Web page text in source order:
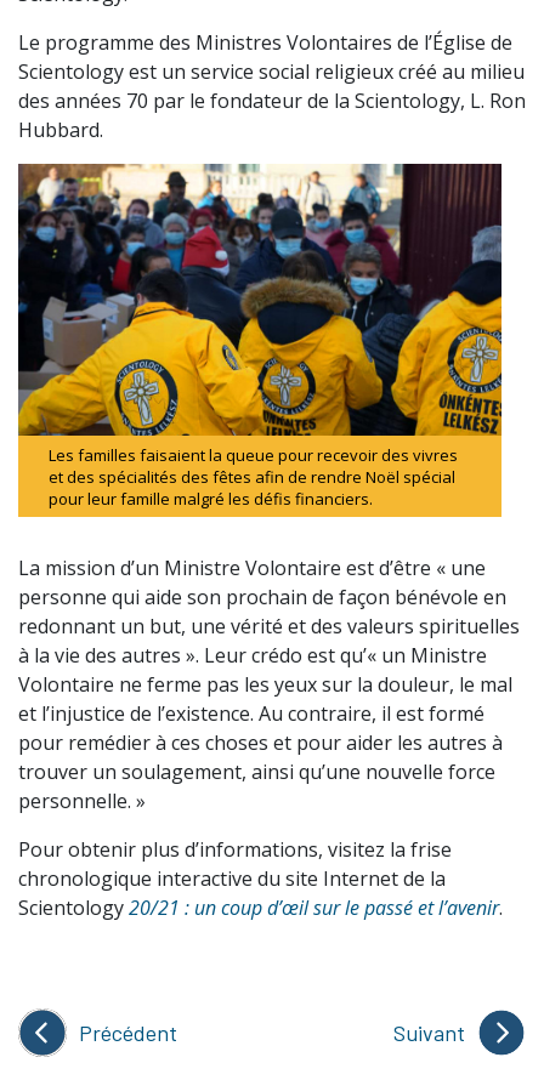
Le programme des Ministres Volontaires de l’Église de
Scientology est un service social religieux créé au milieu
des années 70 par le fondateur de la Scientology, L. Ron
Hubbard.
Les familles faisaient la queue pour recevoir des vivres
et des spécialités des fêtes afin de rendre Noël spécial
pour leur famille malgré les défis financiers.
La mission d’un Ministre Volontaire est d’être « une
personne qui aide son prochain de façon bénévole en
redonnant un but, une vérité et des valeurs spirituelles
à la vie des autres ». Leur crédo est qu’« un Ministre
Volontaire ne ferme pas les yeux sur la douleur, le mal
et l’injustice de l’existence. Au contraire, il est formé
pour remédier à ces choses et pour aider les autres à
trouver un soulagement, ainsi qu’une nouvelle force
personnelle. »
Pour obtenir plus d’informations, visitez la frise
chronologique interactive du site Internet de la
Scientology20/21 : un coup d’œil sur le passé et l’avenir.
Précédent Suivant